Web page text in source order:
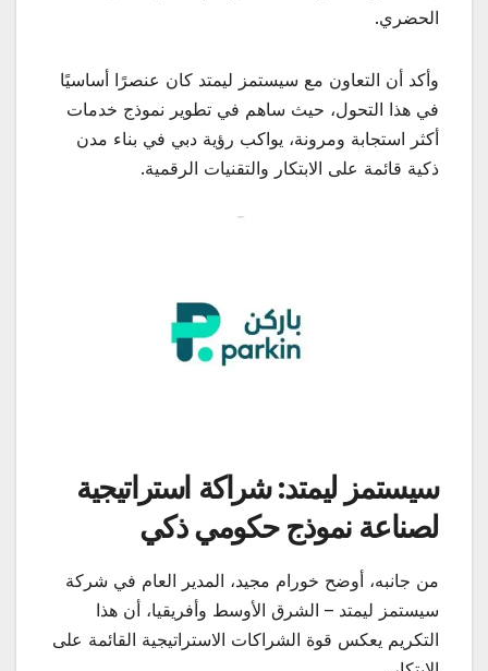
الحضري.
وأكد أن التعاون مع سيستمز ليمتد كان عنصرًا أساسيًا
في هذا التحول، حيث ساهم في تطوير نموذج خدمات
أكثر استجابة ومرونة، يواكب رؤية دبي في بناء مدن
ذكية قائمة على الابتكار والتقنيات الرقمية.
سيستمز ليمتد: شراكة استراتيجية
لصناعة نموذج حكومي ذكي
من جانبه، أوضح خورام مجيد، المدير العام في شركة
سيستمز ليمتد – الشرق الأوسط وأفريقيا، أن هذا
التكريم يعكس قوة الشراكات الاستراتيجية القائمة على